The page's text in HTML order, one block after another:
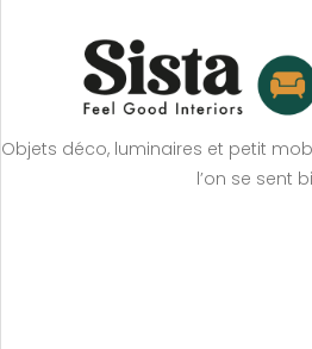
Objets déco, luminaires et petit
l’on se sent